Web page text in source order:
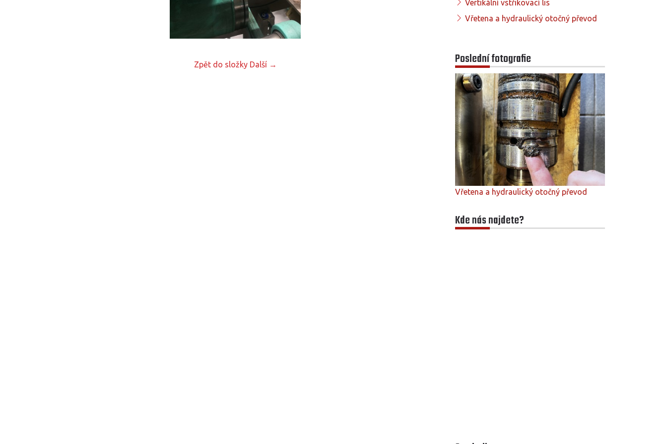
Zpět do složky Další →
Vertikální vstřikovací lis
Vřetena a hydraulický otočný převod
Poslední fotografie
Vřetena a hydraulický otočný převod
Kde nás najdete?